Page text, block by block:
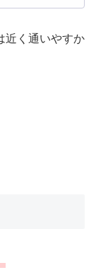
近く通いやすか